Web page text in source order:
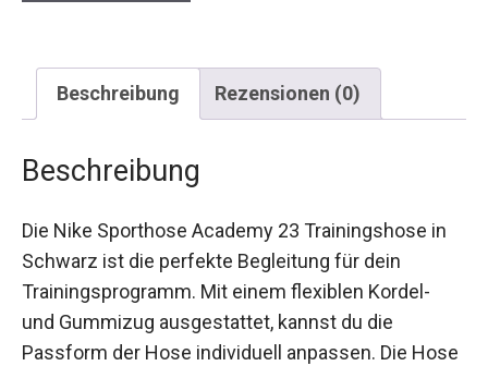
Beschreibung Rezensionen (0)
Beschreibung
Die Nike Sporthose Academy 23 Trainingshose in
Schwarz ist die perfekte Begleitung für dein
Trainingsprogramm. Mit einem flexiblen Kordel-
und Gummizug ausgestattet, kannst du die